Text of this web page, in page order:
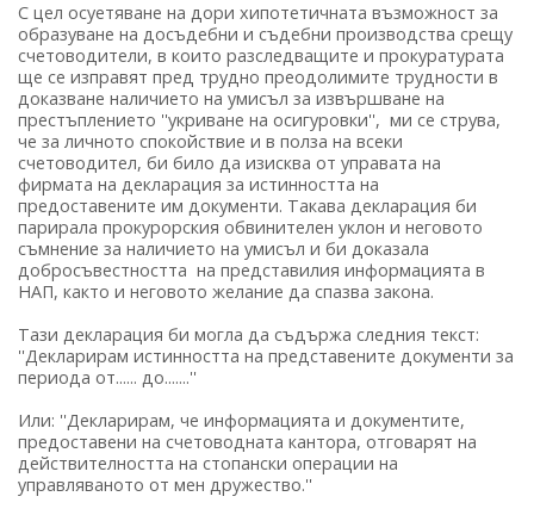
С цел осуетяване на дори хипотетичната възможност за
образуване на досъдебни и съдебни производства срещу
счетоводители, в които разследващите и прокуратурата
ще се изправят пред трудно преодолимите трудности в
доказване наличието на умисъл за извършване на
престъплението ''укриване на осигуровки'', ми се струва,
че за личното спокойствие и в полза на всеки
счетоводител, би било да изисква от управата на
фирмата на декларация за истинността на
предоставените им документи. Такава декларация би
парирала прокурорския обвинителен уклон и неговото
съмнение за наличието на умисъл и би доказала
добросъвестността на представилия информацията в
НАП, както и неговото желание да спазва закона.
Тази декларация би могла да съдържа следния текст:
''Декларирам истинността на представените документи за
периода от...... до.......''
Или: ''Декларирам, че информацията и документите,
предоставени на счетоводната кантора, отговарят на
действителността на стопански операции на
управляваното от мен дружество.''